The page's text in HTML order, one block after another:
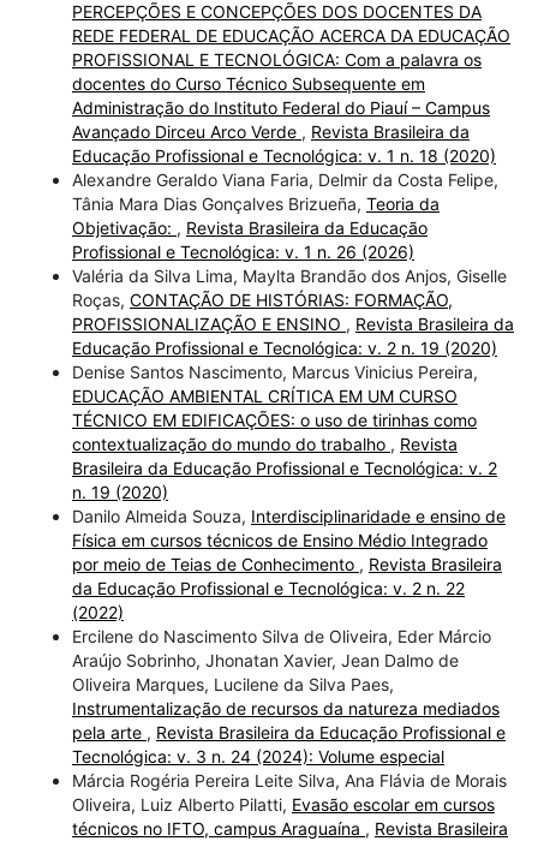
PERCEPÇÕES E CONCEPÇÕES DOS DOCENTES DA
REDE FEDERAL DE EDUCAÇÃO ACERCA DA EDUCAÇÃO
PROFISSIONAL E TECNOLÓGICA: Com a palavra os
docentes do Curso Técnico Subsequente em
Administração do Instituto Federal do Piauí – Campus
Avançado Dirceu Arco Verde , Revista Brasileira da
Educação Profissional e Tecnológica: v. 1 n. 18 (2020)
Alexandre Geraldo Viana Faria, Delmir da Costa Felipe,
Tânia Mara Dias Gonçalves Brizueña, Teoria da
Objetivação: , Revista Brasileira da Educação
Profissional e Tecnológica: v. 1 n. 26 (2026)
Valéria da Silva Lima, Maylta Brandão dos Anjos, Giselle
Roças, CONTAÇÃO DE HISTÓRIAS: FORMAÇÃO,
PROFISSIONALIZAÇÃO E ENSINO , Revista Brasileira da
Educação Profissional e Tecnológica: v. 2 n. 19 (2020)
Denise Santos Nascimento, Marcus Vinicius Pereira,
EDUCAÇÃO AMBIENTAL CRÍTICA EM UM CURSO
TÉCNICO EM EDIFICAÇÕES: o uso de tirinhas como
contextualização do mundo do trabalho , Revista
Brasileira da Educação Profissional e Tecnológica: v. 2
n. 19 (2020)
Danilo Almeida Souza, Interdisciplinaridade e ensino de
Física em cursos técnicos de Ensino Médio Integrado
por meio de Teias de Conhecimento , Revista Brasileira
da Educação Profissional e Tecnológica: v. 2 n. 22
(2022)
Ercilene do Nascimento Silva de Oliveira, Eder Márcio
Araújo Sobrinho, Jhonatan Xavier, Jean Dalmo de
Oliveira Marques, Lucilene da Silva Paes,
Instrumentalização de recursos da natureza mediados
pela arte , Revista Brasileira da Educação Profissional e
Tecnológica: v. 3 n. 24 (2024): Volume especial
Márcia Rogéria Pereira Leite Silva, Ana Flávia de Morais
Oliveira, Luiz Alberto Pilatti, Evasão escolar em cursos
técnicos no IFTO, campus Araguaína , Revista Brasileira